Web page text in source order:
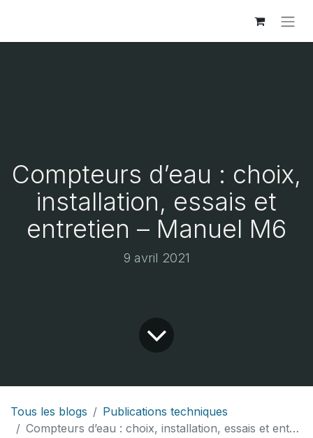
Compteurs d’eau : choix,
installation, essais et
entretien – Manuel M6
9 avril 2021
Tous les blogs
Publications techniques
Compteurs d’eau : choix, installation, essais et entretien – Manuel M6